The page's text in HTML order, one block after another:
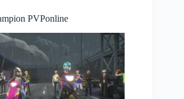
PVPonline